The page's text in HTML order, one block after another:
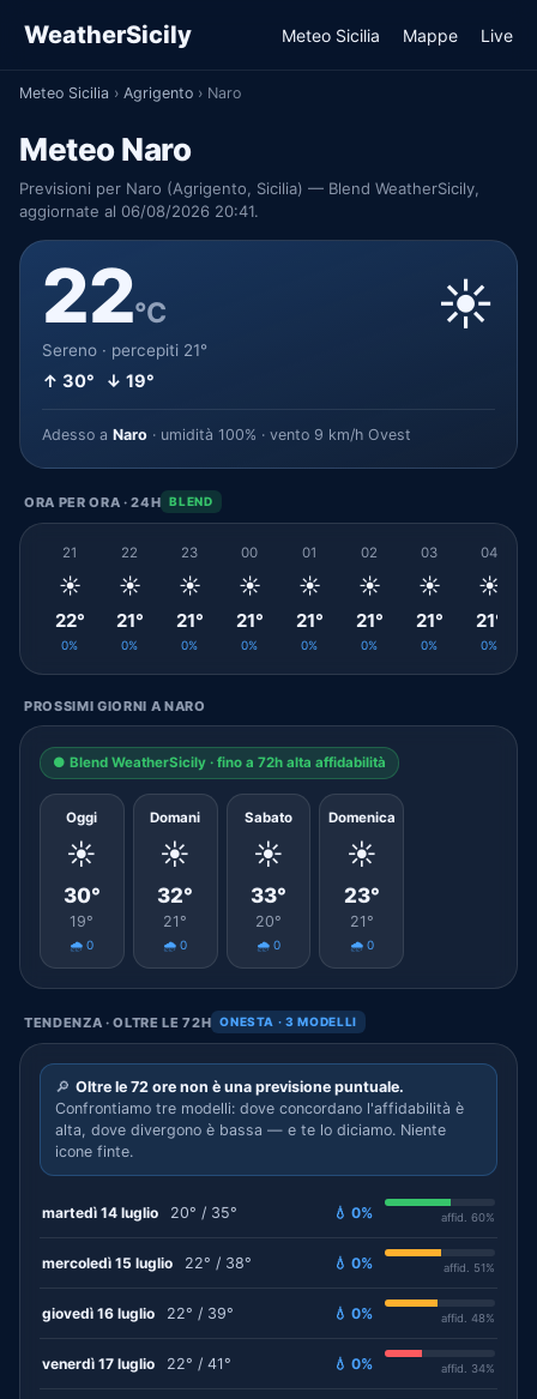
WeatherSicily Meteo Sicilia Mappe Live
Meteo Sicilia › Agrigento › Naro
Meteo Naro
Previsioni per Naro (Agrigento, Sicilia) — Blend WeatherSicily,
aggiornate al 06/08/2026 20:41.
22°C
Sereno · percepiti 21°
↑ 30° ↓ 19°
☀️
Adesso a Naro · umidità 100% · vento 9 km/h Ovest
ORA PER ORA · 24H BLEND
21
☀️
22°
0%
22
☀️
21°
0%
23
☀️
21°
0%
00
☀️
21°
0%
01
☀️
21°
0%
02
☀️
21°
0%
03
☀️
21°
0%
04
☀️
21°
0%
PROSSIMI GIORNI A NARO
● Blend WeatherSicily · fino a 72h alta affidabilità
Oggi
☀️
30°
19°
🌧️ 0
Domani
☀️
32°
21°
🌧️ 0
Sabato
☀️
33°
20°
🌧️ 0
Domenica
☀️
23°
21°
🌧️ 0
TENDENZA · OLTRE LE 72H ONESTA · 3 MODELLI
🔎 Oltre le 72 ore non è una previsione puntuale.
Confrontiamo tre modelli: dove concordano l'affidabilità è
alta, dove divergono è bassa — e te lo diciamo. Niente
icone finte.
martedì 14 luglio 20° / 35° 💧 0% affid. 60%
mercoledì 15 luglio 22° / 38° 💧 0% affid. 51%
giovedì 16 luglio 22° / 39° 💧 0% affid. 48%
venerdì 17 luglio 22° / 41° 💧 0% affid. 34%